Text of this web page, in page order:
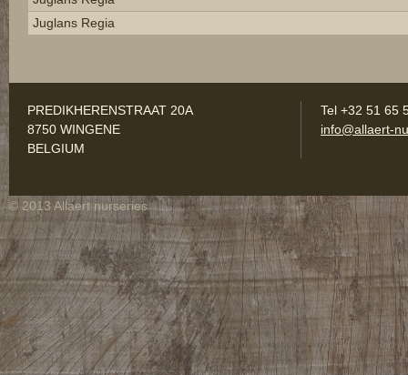
Juglans Regia
PREDIKHERENSTRAAT 20A
8750 WINGENE
BELGIUM
Tel +32 51 65
info@allaert-
© 2013 Allaert nurseries